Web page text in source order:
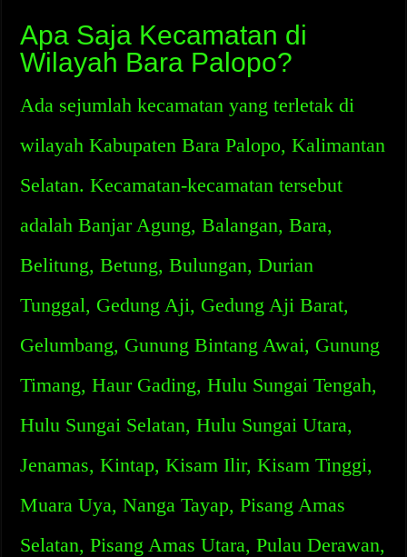
Apa Saja Kecamatan di
Wilayah Bara Palopo?
Ada sejumlah kecamatan yang terletak di
wilayah Kabupaten Bara Palopo, Kalimantan
Selatan. Kecamatan-kecamatan tersebut
adalah Banjar Agung, Balangan, Bara,
Belitung, Betung, Bulungan, Durian
Tunggal, Gedung Aji, Gedung Aji Barat,
Gelumbang, Gunung Bintang Awai, Gunung
Timang, Haur Gading, Hulu Sungai Tengah,
Hulu Sungai Selatan, Hulu Sungai Utara,
Jenamas, Kintap, Kisam Ilir, Kisam Tinggi,
Muara Uya, Nanga Tayap, Pisang Amas
Selatan, Pisang Amas Utara, Pulau Derawan,